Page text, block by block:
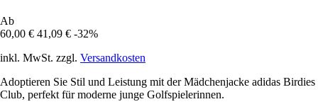
Ab
60,00 € 41,09 € -32%
inkl. MwSt. zzgl. Versandkosten
Adoptieren Sie Stil und Leistung mit der Mädchenjacke adidas Birdies
Club, perfekt für moderne junge Golfspielerinnen.